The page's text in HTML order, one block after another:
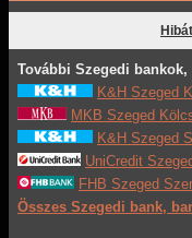
További Szegedi
K&H Szeged
MKB Szeged
K&H Szeged
UniCredit
FHB Szeged
Összes Szegedi bank,